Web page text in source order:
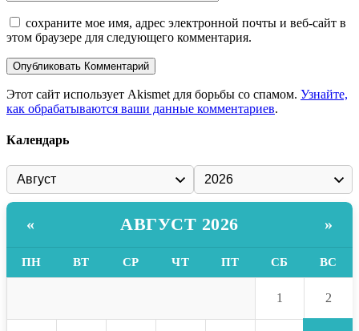
сохраните мое имя, адрес электронной почты и веб-сайт в
этом браузере для следующего комментария.
Этот сайт использует Akismet для борьбы со спамом. Узнайте,
как обрабатываются ваши данные комментариев.
Календарь
« АВГУСТ 2026 »
ПН ВТ СР ЧТ ПТ СБ ВС
1 2